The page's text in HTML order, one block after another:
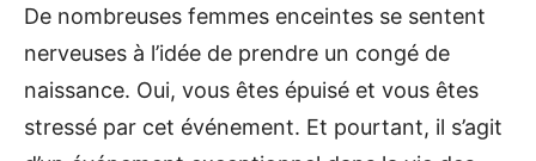
De nombreuses femmes enceintes se sentent
nerveuses à l’idée de prendre un congé de
naissance. Oui, vous êtes épuisé et vous êtes
stressé par cet événement. Et pourtant, il s’agit